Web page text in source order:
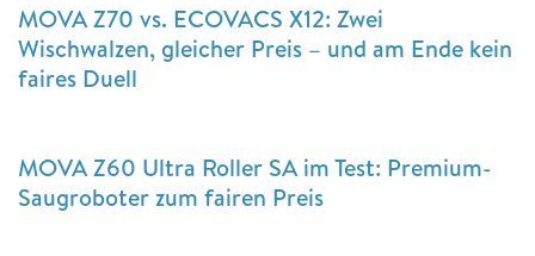
MOVA Z70 vs. ECOVACS X12: Zwei
Wischwalzen, gleicher Preis – und am Ende kein
faires Duell
MOVA Z60 Ultra Roller SA im Test: Premium-
Saugroboter zum fairen Preis